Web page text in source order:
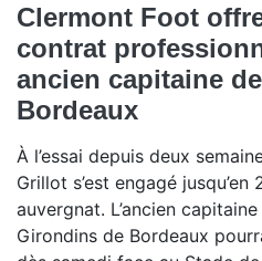
Clermont Foot
contrat
ancien capitaine
Bordeaux
À l’essai depuis deux
Grillot s’est engagé
auvergnat. L’ancien
Girondins de Bordeaux